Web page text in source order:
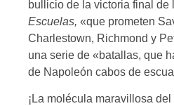
bullicio de la victoria final de
Escuelas, «que prometen
Charlestown, Richmond y
una serie de «batallas, que
de Napoleón cabos de
¡La molécula maravillosa